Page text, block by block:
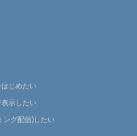
じめたい
示したい
ング配信)したい